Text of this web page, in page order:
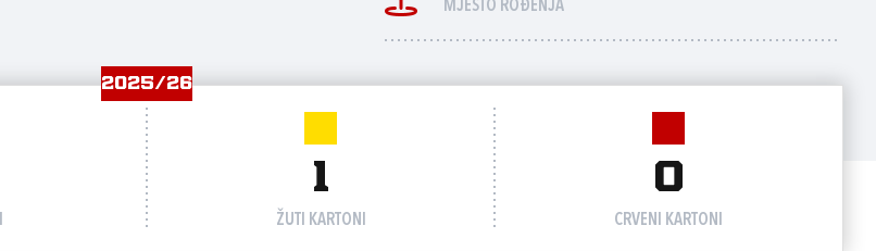
MJESTO ROĐENJA
2025/26
1
ŽUTI KARTONI
0
CRVENI KARTONI